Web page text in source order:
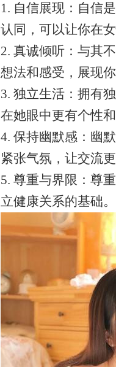
1. 自信展现：自信
认同，可以让你在
2. 真诚倾听：与其
想法和感受，展现
3. 独立生活：拥有
在她眼中更有个性
4. 保持幽默感：幽
紧张气氛，让交流
5. 尊重与界限：尊
立健康关系的基础。